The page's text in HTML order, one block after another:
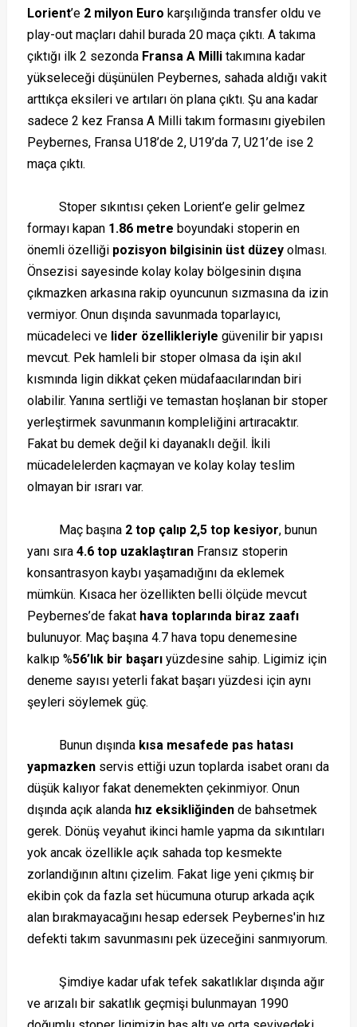
Lorient’e 2 milyon Euro karşılığında transfer oldu ve
play-out maçları dahil burada 20 maça çıktı. A takıma
çıktığı ilk 2 sezonda Fransa A Millitakımına kadar
yükseleceği düşünülen Peybernes, sahada aldığı vakit
arttıkça eksileri ve artıları ön plana çıktı. Şu ana kadar
sadece 2 kez Fransa A Milli takım formasını giyebilen
Peybernes, Fransa U18’de 2, U19’da 7, U21’de ise 2
maça çıktı.
Stoper sıkıntısı çeken Lorient’e gelir gelmez
formayı kapan 1.86 metre boyundaki stoperin en
önemli özelliği pozisyon bilgisinin üst düzeyolması.
Önsezisi sayesinde kolay kolay bölgesinin dışına
çıkmazken arkasına rakip oyuncunun sızmasına da izin
vermiyor. Onun dışında savunmada toparlayıcı,
mücadeleci ve lider özellikleriyle güvenilir bir yapısı
mevcut. Pek hamleli bir stoper olmasa da işin akıl
kısmında ligin dikkat çeken müdafaacılarından biri
olabilir. Yanına sertliği ve temastan hoşlanan bir stoper
yerleştirmek savunmanın kompleliğini artıracaktır.
Fakat bu demek değil ki dayanaklı değil. İkili
mücadelelerden kaçmayan ve kolay kolay teslim
olmayan bir ısrarı var.
Maç başına 2 top çalıp 2,5 top kesiyor, bunun
yanı sıra 4.6 top uzaklaştıranFransız stoperin
konsantrasyon kaybı yaşamadığını da eklemek
mümkün. Kısaca her özellikten belli ölçüde mevcut
Peybernes’de fakat hava toplarında biraz zaafı
bulunuyor. Maç başına 4.7 hava topu denemesine
kalkıp %56’lık bir başarı yüzdesine sahip. Ligimiz için
deneme sayısı yeterli fakat başarı yüzdesi için aynı
şeyleri söylemek güç.
Bunun dışında kısa mesafede pas hatası
yapmazkenservis ettiği uzun toplarda isabet oranı da
düşük kalıyor fakat denemekten çekinmiyor. Onun
dışında açık alanda hız eksikliğindende bahsetmek
gerek. Dönüş veyahut ikinci hamle yapma da sıkıntıları
yok ancak özellikle açık sahada top kesmekte
zorlandığının altını çizelim. Fakat lige yeni çıkmış bir
ekibin çok da fazla set hücumuna oturup arkada açık
alan bırakmayacağını hesap edersek Peybernes'in hız
defekti takım savunmasını pek üzeceğini sanmıyorum.
Şimdiye kadar ufak tefek sakatlıklar dışında ağır
ve arızalı bir sakatlık geçmişi bulunmayan 1990